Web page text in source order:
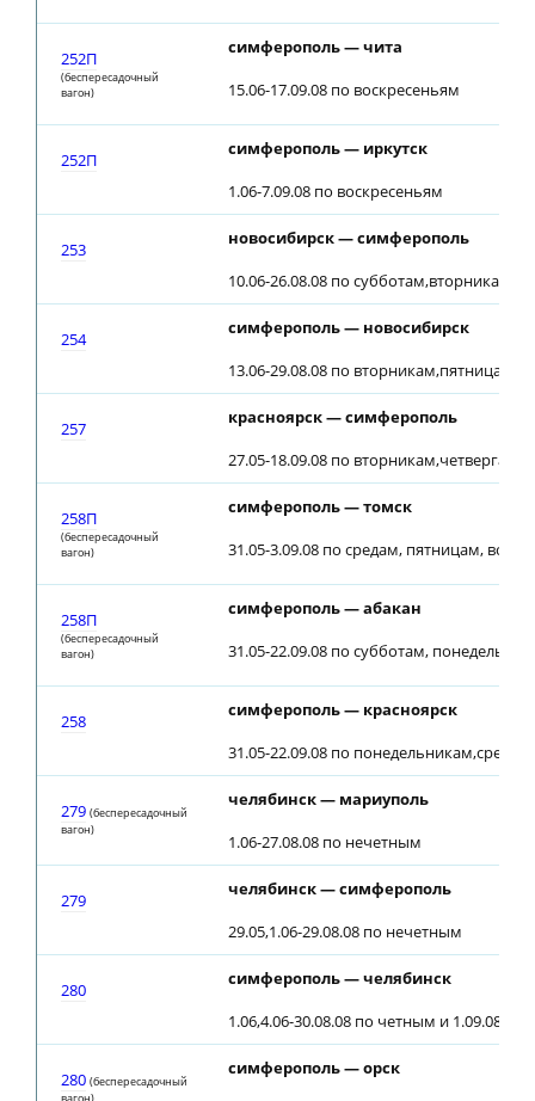
252П
(беспересадочный
вагон)
симферополь — чита
15.06-17.09.08 по воскресеньям
252П
симферополь — иркутск
1.06-7.09.08 по воскресеньям
253
новосибирск — симферополь
10.06-26.08.08 по субботам,вторникам
254
симферополь — новосибирск
13.06-29.08.08 по вторникам,пятницам
257
красноярск — симферополь
27.05-18.09.08 по
258П
(беспересадочный
вагон)
симферополь — томск
31.05-3.09.08 по средам, пятницам,
258П
(беспересадочный
вагон)
симферополь — абакан
31.05-22.09.08 по субботам,
258
симферополь — красноярск
31.05-22.09.08 по
279 (беспересадочный
вагон)
челябинск — мариуполь
1.06-27.08.08 по нечетным
279
челябинск — симферополь
29.05,1.06-29.08.08 по нечетным
280
симферополь — челябинск
1.06,4.06-30.08.08 по четным и 1.09.08
280 (беспересадочный
симферополь — орск